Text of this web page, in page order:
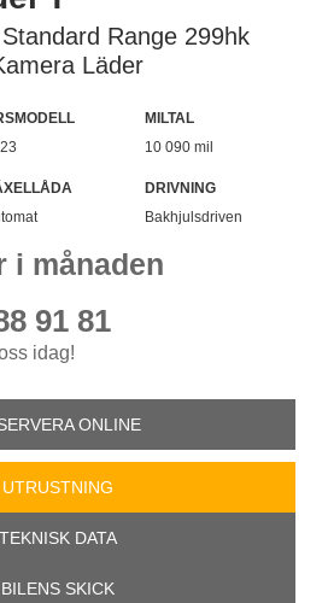
Range 299hk
Läder
MILTAL
10 090 mil
DRIVNING
Bakhjulsdriven
i månaden
91 81
idag!
ONLINE
UTRUSTNING
TEKNISK DATA
BILENS SKICK